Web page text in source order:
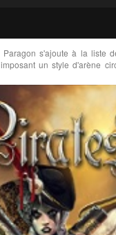
Paragon s'ajoute à la liste
un style d'arène